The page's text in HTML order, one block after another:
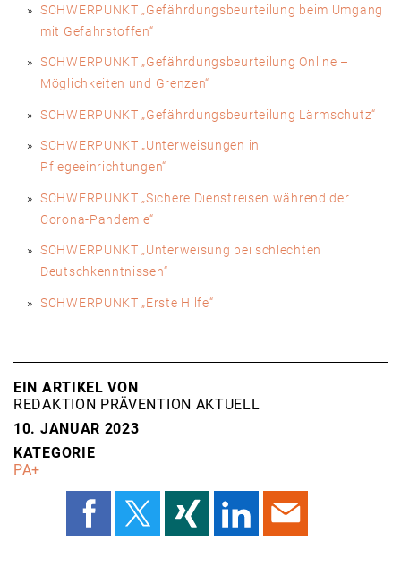
SCHWERPUNKT „Gefährdungsbeurteilung beim Umgang
mit Gefahrstoffen“
SCHWERPUNKT „Gefährdungs­beurteilung Online –
Möglichkeiten und Grenzen“
SCHWERPUNKT „Gefährdungsbeurteilung Lärmschutz“
SCHWERPUNKT „Unterweisungen in
Pflegeeinrichtungen“
SCHWERPUNKT „Sichere Dienstreisen während der
Corona-Pandemie“
SCHWERPUNKT „Unterweisung bei schlechten
Deutschkenntnissen“
SCHWERPUNKT „Erste Hilfe“
EIN ARTIKEL VON
REDAKTION PRÄVENTION AKTUELL
10. JANUAR 2023
KATEGORIE
PA+